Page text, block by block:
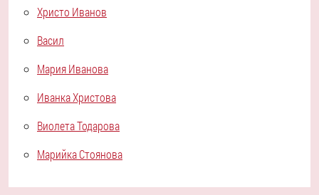
Христо Иванов
Васил
Мария Иванова
Иванка Христова
Виолета Тодарова
Марийка Стоянова